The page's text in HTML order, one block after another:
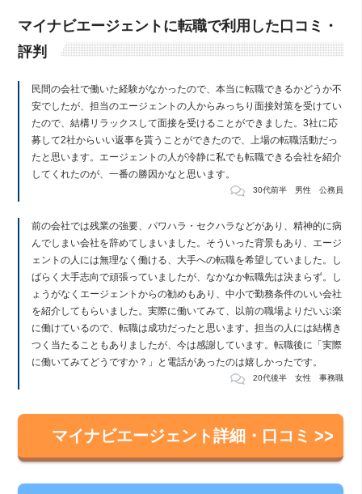
マイナビエージェントに転職で利用した口コミ・
評判
民間の会社で働いた経験がなかったので、本当に転職できるかどうか不
安でしたが、担当のエージェントの人からみっちり面接対策を受けてい
たので、結構リラックスして面接を受けることができました。3社に応
募して2社からいい返事を貰うことができたので、上場の転職活動だっ
たと思います。エージェントの人が冷静に私でも転職できる会社を紹介
してくれたのが、一番の勝因かなと思います。
30代前半 男性 公務員
前の会社では残業の強要、パワハラ・セクハラなどがあり、精神的に病
んでしまい会社を辞めてしまいました。そういった背景もあり、エージ
ェントの人には無理なく働ける、大手への転職を希望していました。し
ばらく大手志向で頑張っていましたが、なかなか転職先は決まらず。し
ょうがなくエージェントからの勧めもあり、中小で勤務条件のいい会社
を紹介してもらいました。実際に働いてみて、以前の職場よりだいぶ楽
に働けているので、転職は成功だったと思います。担当の人には結構き
つく当たることもありましたが、今は感謝しています。転職後に「実際
に働いてみてどうですか？」と電話があったのは嬉しかったです。
20代後半 女性 事務職
マイナビエージェント詳細・口コミ